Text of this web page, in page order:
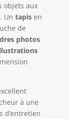
objets aux
Un tapisen
de
photos
à une
d’entretien